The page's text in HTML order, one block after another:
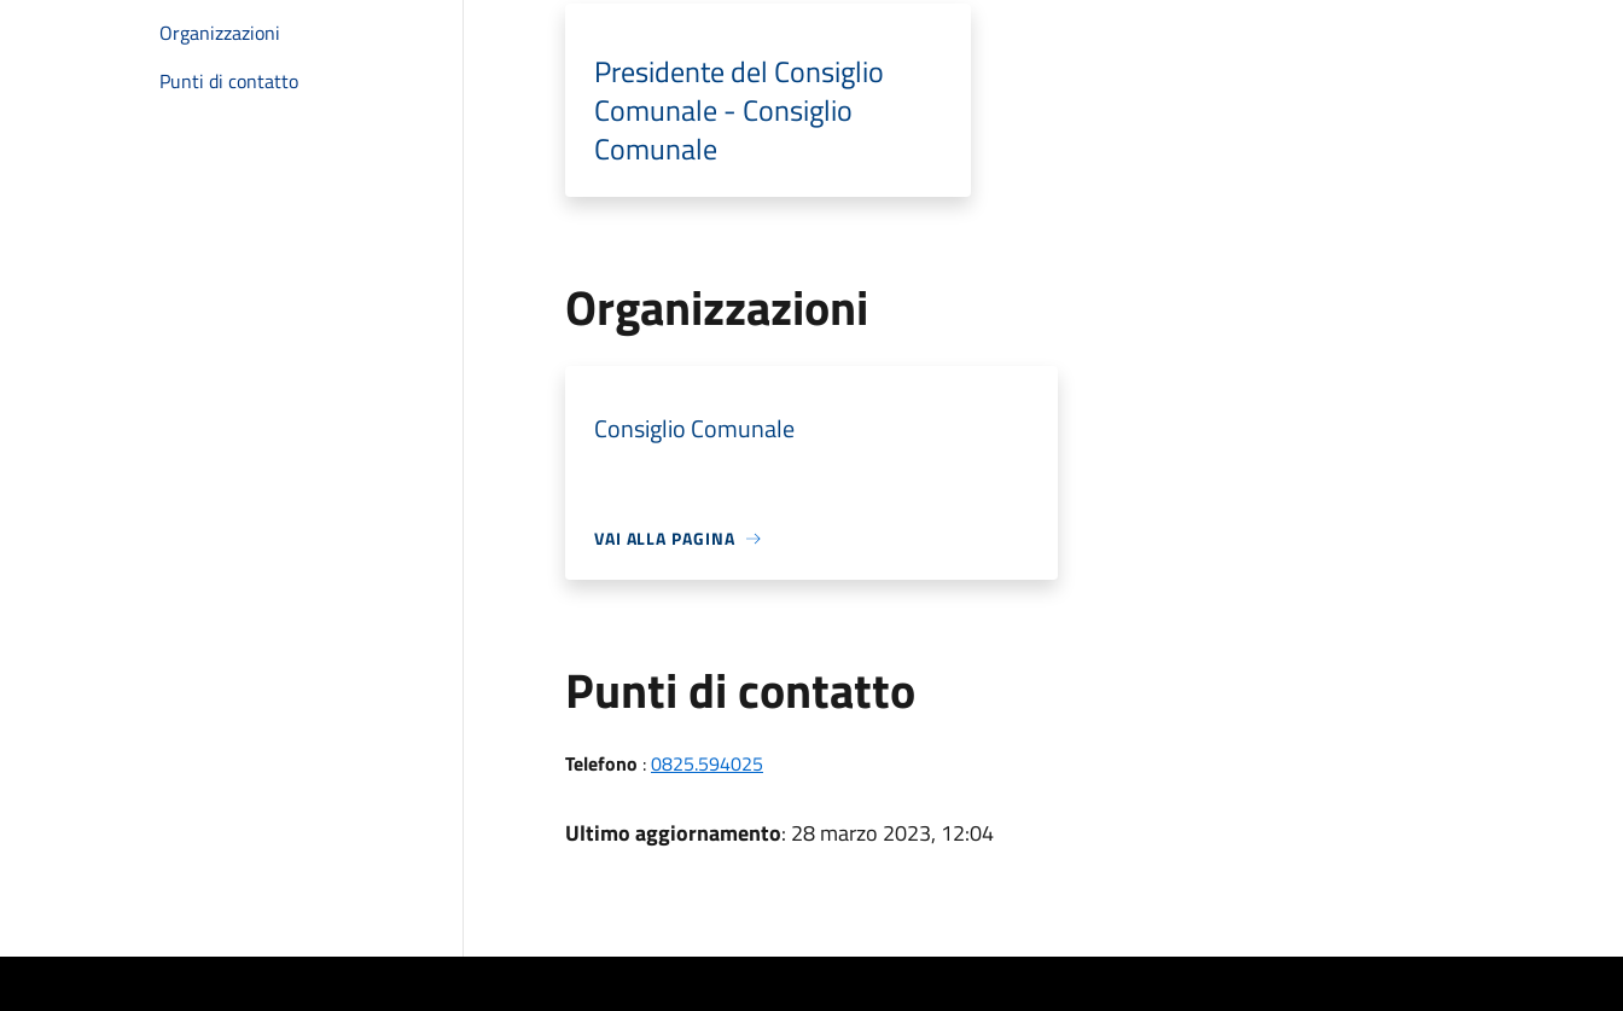
Organizzazioni
Punti di contatto
Presidente del Consiglio
Comunale - Consiglio
Comunale
Organizzazioni
Consiglio Comunale
VAI ALLA PAGINA
Punti di contatto
Telefono :0825.594025
Ultimo aggiornamento: 28 marzo 2023, 12:04